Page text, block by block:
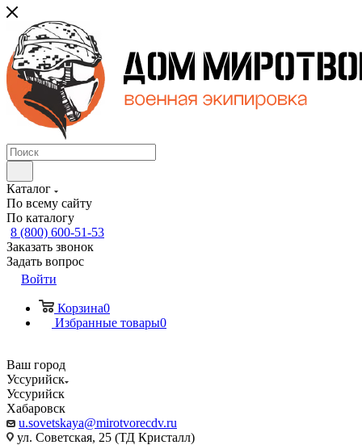
Каталог
По всему сайту
По каталогу
8 (800) 600-51-53
Заказать звонок
Задать вопрос
Войти
Корзина0
Избранные товары0
Ваш город
Уссурийск
Уссурийск
Хабаровск
u.sovetskaya@mirotvorecdv.ru
ул. Советская, 25 (ТД Кристалл)